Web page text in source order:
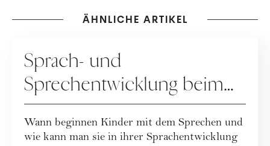
ÄHNLICHE ARTIKEL
Sprach- und
Sprechentwicklung beim
Kind
Wann beginnen Kinder mit dem Sprechen und
wie kann man sie in ihrer Sprachentwicklung